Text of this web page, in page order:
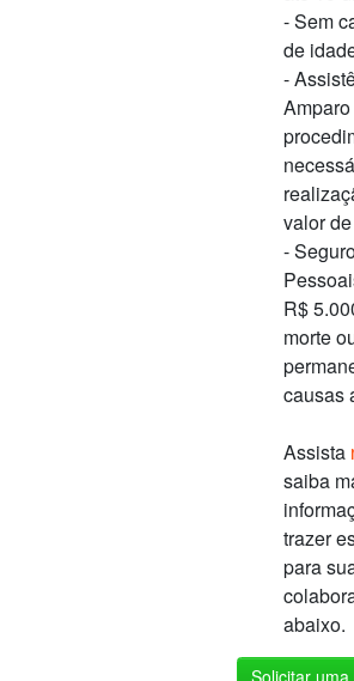
- Sem
de
-
valor
-
R$
morte
causas
Assista
saiba
trazer
para
abaixo.
Solicitar